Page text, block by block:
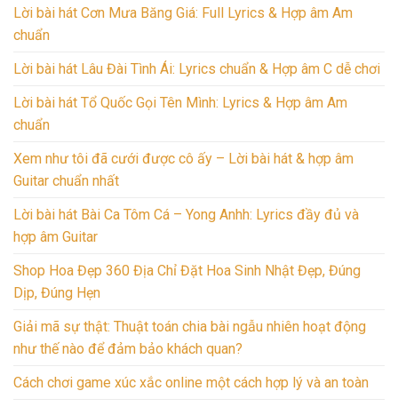
Lời bài hát Cơn Mưa Băng Giá: Full Lyrics & Hợp âm Am
chuẩn
Lời bài hát Lâu Đài Tình Ái: Lyrics chuẩn & Hợp âm C dễ chơi
Lời bài hát Tổ Quốc Gọi Tên Mình: Lyrics & Hợp âm Am
chuẩn
Xem như tôi đã cưới được cô ấy – Lời bài hát & hợp âm
Guitar chuẩn nhất
Lời bài hát Bài Ca Tôm Cá – Yong Anhh: Lyrics đầy đủ và
hợp âm Guitar
Shop Hoa Đẹp 360 Địa Chỉ Đặt Hoa Sinh Nhật Đẹp, Đúng
Dịp, Đúng Hẹn
Giải mã sự thật: Thuật toán chia bài ngẫu nhiên hoạt động
như thế nào để đảm bảo khách quan?
Cách chơi game xúc xắc online một cách hợp lý và an toàn